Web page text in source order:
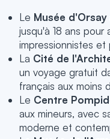
Le Musée d'Orsay
jusqu'à 18 ans
impressionnistes et
La Cité de
un voyage gratuit
français aux moins
Le Centre
aux mineurs, avec
moderne et